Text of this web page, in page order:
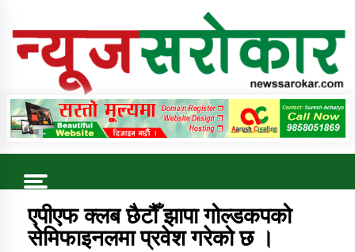
Online News Portal
Trending Now
एपीएफ क्लब छैटौँ झापा गोल्डकपको
सेमिफाइनलमा प्रवेश गरेको छ ।